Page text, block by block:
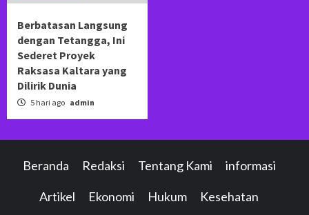
Berbatasan Langsung
dengan Tetangga, Ini
Sederet Proyek
Raksasa Kaltara yang
Dilirik Dunia
5 hari ago admin
Beranda Redaksi Tentang Kami informasi
Artikel Ekonomi Hukum Kesehatan